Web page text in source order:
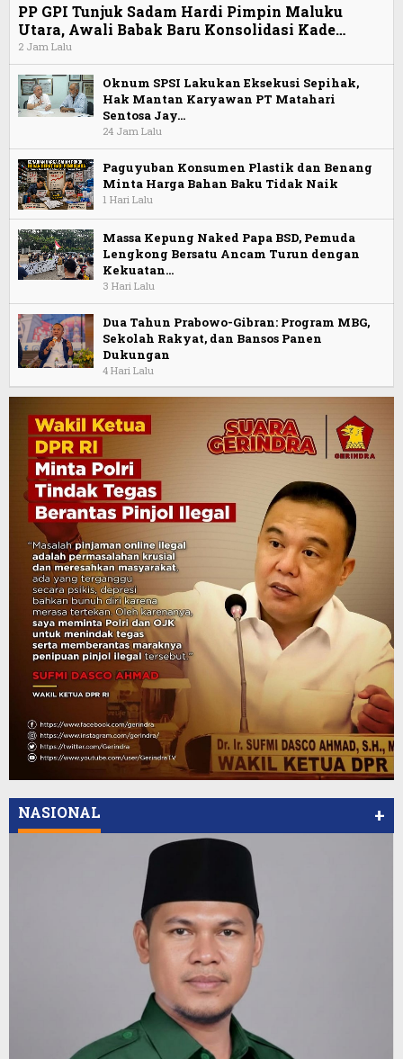
PP GPI Tunjuk Sadam Hardi Pimpin Maluku
Utara, Awali Babak Baru Konsolidasi Kade…
2 Jam Lalu
Oknum SPSI Lakukan Eksekusi Sepihak,
Hak Mantan Karyawan PT Matahari
Sentosa Jay…
24 Jam Lalu
Paguyuban Konsumen Plastik dan Benang
Minta Harga Bahan Baku Tidak Naik
1 Hari Lalu
Massa Kepung Naked Papa BSD, Pemuda
Lengkong Bersatu Ancam Turun dengan
Kekuatan…
3 Hari Lalu
Dua Tahun Prabowo-Gibran: Program MBG,
Sekolah Rakyat, dan Bansos Panen
Dukungan
4 Hari Lalu
NASIONAL +